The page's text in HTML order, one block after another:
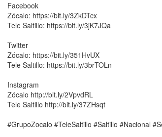
Facebook
Zócalo: https://bit.ly/3ZkDTcx
Tele Saltillo: https://bit.ly/3jK7JQa
Twitter
Zócalo: https://bit.ly/351HvUX
Tele Saltillo: https://bit.ly/3brTOLn
Instagram
Zócalo http://bit.ly/2VpvdRL
Tele Saltillo http://bit.ly/37ZHsqt
#GrupoZocalo #TeleSaltillo #Saltillo #Nacional